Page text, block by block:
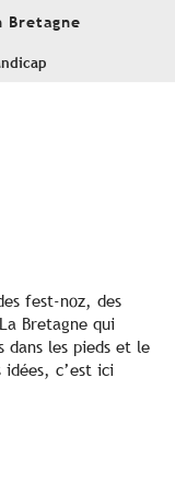
favoris
fest-noz, des
Bretagne qui
les pieds et le
c’est ici